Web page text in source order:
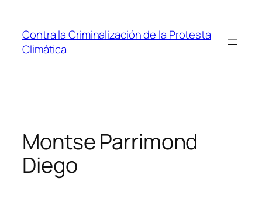
contenido
Contra la Criminalización de la Protesta
Climática
Montse Parrimond
Diego